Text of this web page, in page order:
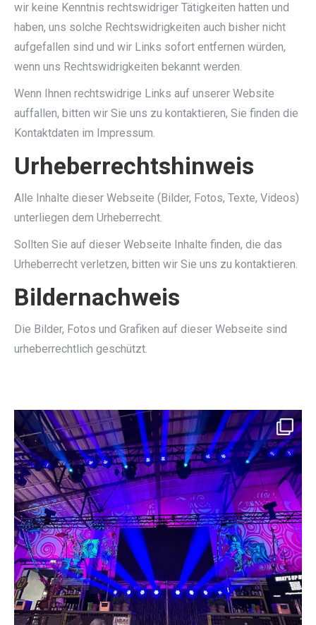
wir keine Kenntnis rechtswidriger Tätigkeiten hatten und
haben, uns solche Rechtswidrigkeiten auch bisher nicht
aufgefallen sind und wir Links sofort entfernen würden,
wenn uns Rechtswidrigkeiten bekannt werden.
Wenn Ihnen rechtswidrige Links auf unserer Website
auffallen, bitten wir Sie uns zu kontaktieren, Sie finden die
Kontaktdaten im Impressum.
Urheberrechtshinweis
Alle Inhalte dieser Webseite (Bilder, Fotos, Texte, Videos)
unterliegen dem Urheberrecht.
Sollten Sie auf dieser Webseite Inhalte finden, die das
Urheberrecht verletzen, bitten wir Sie uns zu kontaktieren.
Bildernachweis
Die Bilder, Fotos und Grafiken auf dieser Webseite sind
urheberrechtlich geschützt.